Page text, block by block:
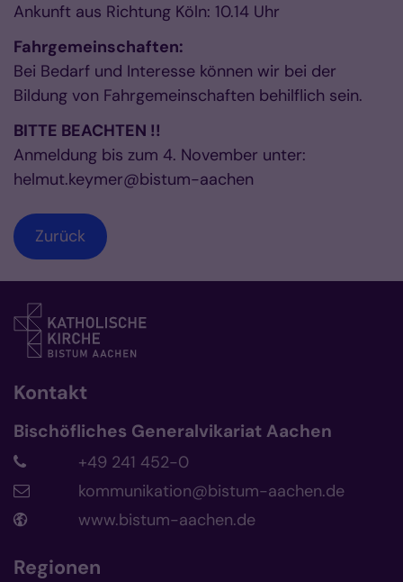
Ankunft aus Richtung Köln: 10.14 Uhr
Fahrgemeinschaften:
Bei Bedarf und Interesse können wir bei der
Bildung von Fahrgemeinschaften behilflich sein.
BITTE BEACHTEN !!
Anmeldung bis zum 4. November unter:
helmut.keymer@bistum-aachen
Zurück
Kontakt
Bischöfliches Generalvikariat Aachen
+49 241 452-0
kommunikation@bistum-aachen.de
www.bistum-aachen.de
Regionen